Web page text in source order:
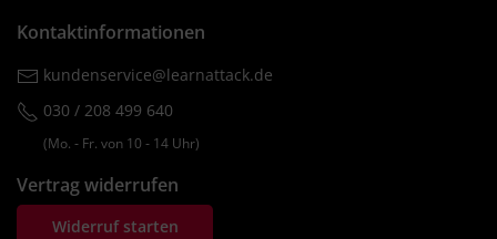
Kontaktinformationen
kundenservice@learnattack.de
030 / 208 499 640
(Mo. ‐ Fr. von 10 ‐ 14 Uhr)
Vertrag widerrufen
Widerruf starten